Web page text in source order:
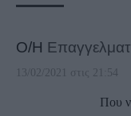
Ο/Η
13/02/2021 στις 21:54
Που